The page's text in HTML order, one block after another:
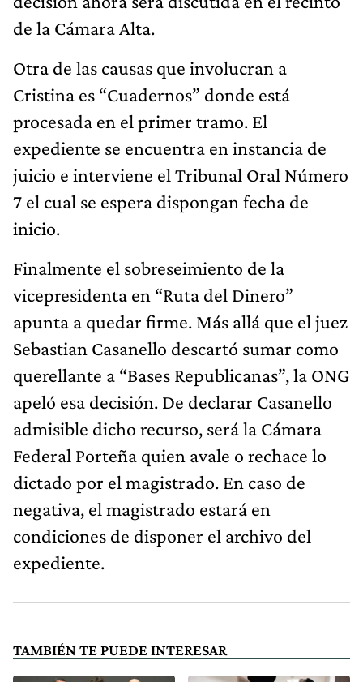
de la Cámara Alta.
Otra de las causas que involucran a
Cristina es “Cuadernos” donde está
procesada en el primer tramo. El
expediente se encuentra en instancia de
juicio e interviene el Tribunal Oral Número
7 el cual se espera dispongan fecha de
inicio.
Finalmente el sobreseimiento de la
vicepresidenta en “Ruta del Dinero”
apunta a quedar firme. Más allá que el juez
Sebastian Casanello descartó sumar como
querellante a “Bases Republicanas”, la ONG
apeló esa decisión. De declarar Casanello
admisible dicho recurso, será la Cámara
Federal Porteña quien avale o rechace lo
dictado por el magistrado. En caso de
negativa, el magistrado estará en
condiciones de disponer el archivo del
expediente.
TAMBIÉN TE PUEDE INTERESAR